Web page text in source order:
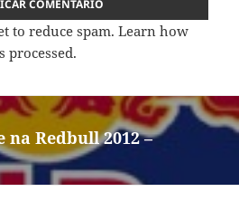
to reduce spam.Learn how
processed.
na Redbull 2012 –